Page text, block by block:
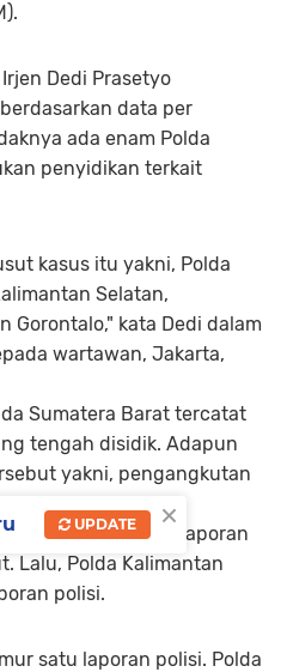
Dedi Prasetyo
data per
ada enam Polda
penyidikan terkait
kasus itu yakni, Polda
Selatan,
Gorontalo," kata Dedi dalam
wartawan, Jakarta,
Sumatera Barat tercatat
tengah disidik. Adapun
yakni, pengangkutan
delapan laporan
Lalu, Polda Kalimantan
polisi.
satu laporan polisi. Polda
×
UPDATE